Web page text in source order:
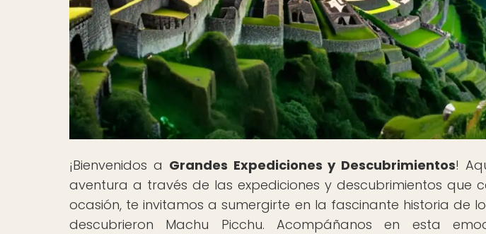
¡Bienvenidos a Grandes Expediciones y Descubrimientos!
aventura a través de las expediciones y descubrimientos que
ocasión, te invitamos a sumergirte en la fascinante historia de
descubrieron Machu Picchu. Acompáñanos en esta